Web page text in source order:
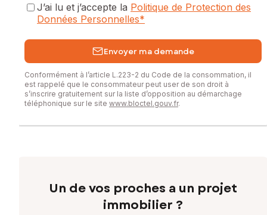
J’ai lu et j’accepte la Politique de Protection des
Données Personnelles*
Envoyer ma demande
Conformément à l’article L.223-2 du Code de la consommation, il
est rappelé que le consommateur peut user de son droit à
s’inscrire gratuitement sur la liste d’opposition au démarchage
téléphonique sur le site www.bloctel.gouv.fr.
Un de vos proches a un projet
immobilier ?